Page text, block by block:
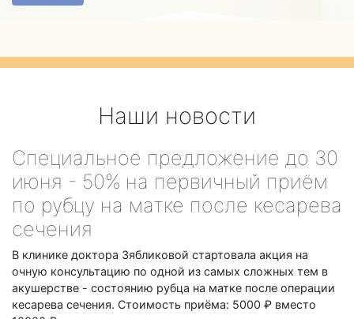
Наши новости
Специальное предложение до 30
июня - 50% на первичный приём
по рубцу на матке после кесарева
сечения
В клинике доктора Зябликовой стартовала акция на
очную консультацию по одной из самых сложных тем в
акушерстве - состоянию рубца на матке после операции
кесарева сечения. Стоимость приёма: 5000 ₽ вместо